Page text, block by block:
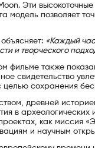
Эти
позволяет
«Каждый
и творческого
фильме также
свидетельство
сохранения
древней
в археологических
как миссия
и научным